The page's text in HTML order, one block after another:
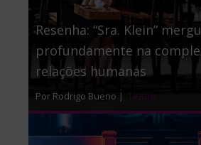
Resenha: “Sra. Klein”
profundamente na
relações humanas
Por Rodrigo Bueno | Teatro